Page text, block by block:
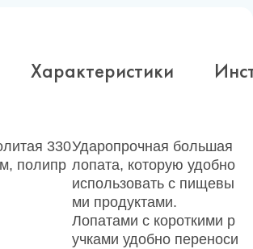
Характеристики
330
полипр
Ударопрочная большая
лопата, которую удобно
использовать с пищевы
ми продуктами.
Лопатами с короткими р
учками удобно переноси